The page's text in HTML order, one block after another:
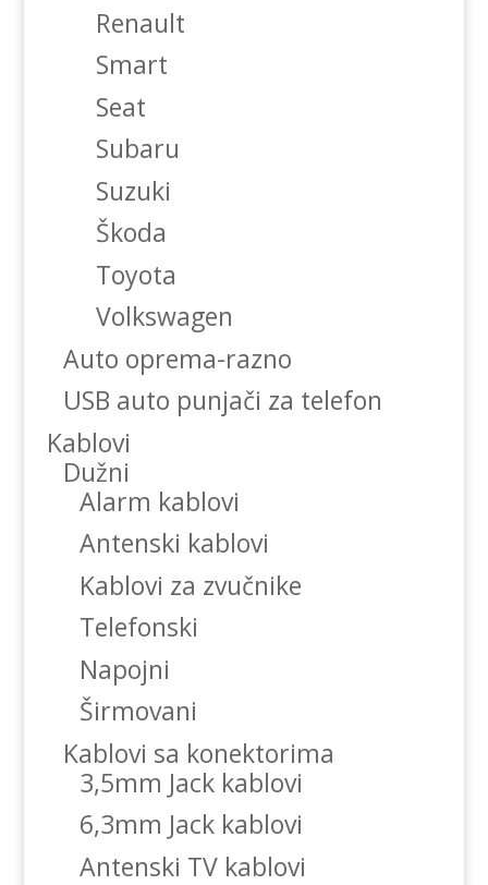
Renault
Smart
Seat
Subaru
Suzuki
Škoda
Toyota
Volkswagen
Auto oprema-razno
USB auto punjači za telefon
Kablovi
Dužni
Alarm kablovi
Antenski kablovi
Kablovi za zvučnike
Telefonski
Napojni
Širmovani
Kablovi sa konektorima
3,5mm Jack kablovi
6,3mm Jack kablovi
Antenski TV kablovi